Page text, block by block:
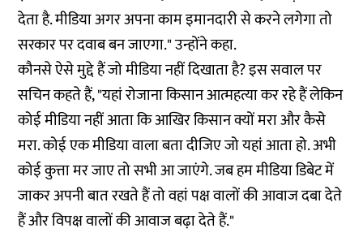
देता है. मीडिया अगर अपना काम इमानदारी से करने लगेगा तो
सरकार पर दवाब बन जाएगा." उन्होंने कहा.
कौनसे ऐसे मुद्दे हैं जो मीडिया नहीं दिखाता है? इस सवाल पर
सचिन कहते हैं, "यहां रोजाना किसान आत्महत्या कर रहे हैं लेकिन
कोई मीडिया नहीं आता कि आखिर किसान क्यों मरा और कैसे
मरा. कोई एक मीडिया वाला बता दीजिए जो यहां आता हो. अभी
कोई कुत्ता मर जाए तो सभी आ जाएंगे. जब हम मीडिया डिबेट में
जाकर अपनी बात रखते हैं तो वहां पक्ष वालों की आवाज दबा देते
हैं और विपक्ष वालों की आवाज बढ़ा देते हैं."